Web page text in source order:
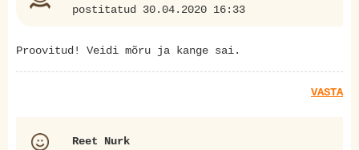
postitatud 30.04.2020 16:33
Proovitud! Veidi mõru ja kange sai.
VASTA
Reet Nurk